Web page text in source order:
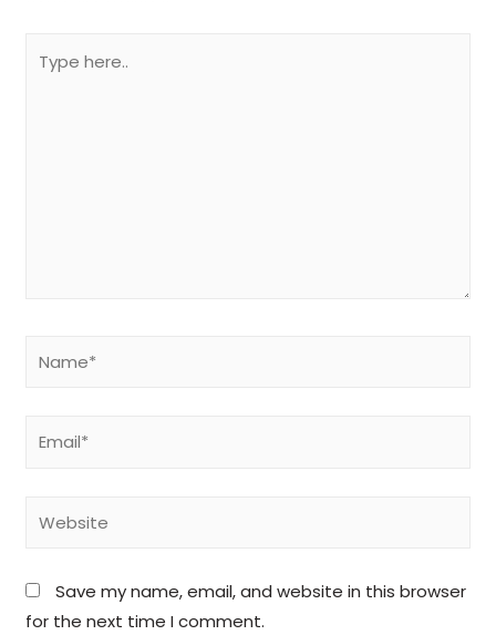
Save my name, email, and website in this browser
for the next time I comment.